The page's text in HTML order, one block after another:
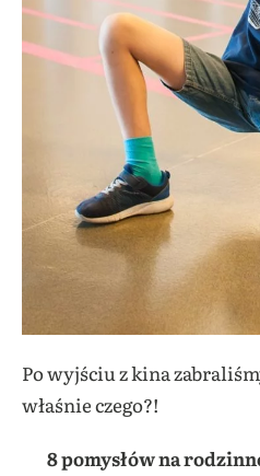
Po wyjściu z kina
właśnie czego?!
8 pomysłów na